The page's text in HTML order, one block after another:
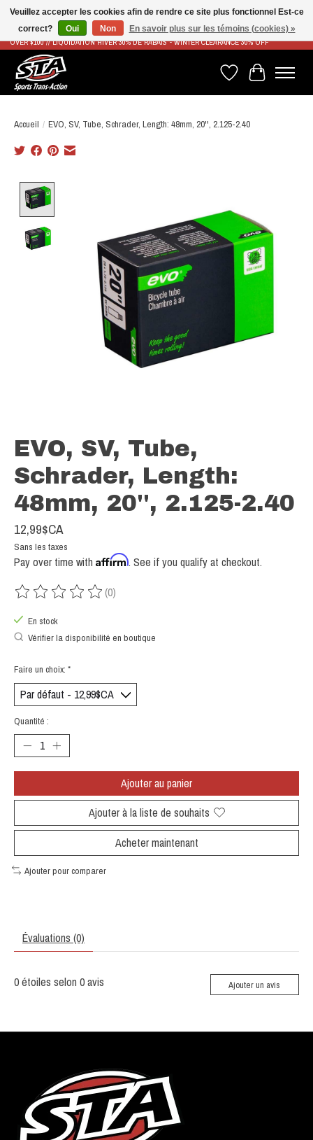
LIVRAISON RAPIDE ET GRATUITE À PARTIR DE 100$ - FAST & FREE SHIPPING ON ORDERS
OVER $100 // LIQUIDATION HIVER 30% DE RABAIS - WINTER CLEARANCE 30% OFF
Liste de souhaits
Panier
Accueil / EVO, SV, Tube, Schrader, Length: 48mm, 20'', 2.125-2.40
EVO, SV, Tube,
Schrader, Length:
48mm, 20'', 2.125-2.40
12,99$CA
Sans les taxes
Pay over time with Affirm. See if you qualify at checkout.
Ce produit est évalué à
(0)
En stock
Vérifier la disponibilité en boutique
Faire un choix: *
Quantité :
Ajouter au panier
Ajouter à la liste de souhaits
Acheter maintenant
Ajouter pour comparer
Évaluations (0)
0étoiles selon 0avis Ajouter un avis
Veuillez accepter les cookies afin de rendre ce site plus fonctionnel Est-ce
correct?
Oui Non En savoir plus sur les témoins (cookies) »